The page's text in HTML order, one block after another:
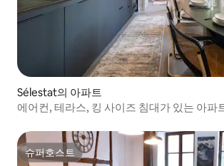
Sélestat의 아파트
에어컨, 테라스, 킹 사이즈 침대가 있는 아파
슈퍼호스트
슈퍼호스트